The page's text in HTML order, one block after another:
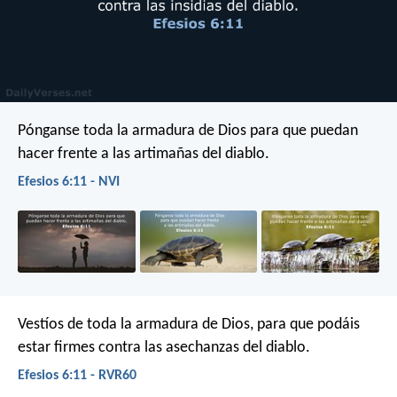
Pónganse toda la armadura de Dios para que puedan
hacer frente a las artimañas del diablo.
Efesios 6:11 - NVI
Vestíos de toda la armadura de Dios, para que podáis
estar firmes contra las asechanzas del diablo.
Efesios 6:11 - RVR60